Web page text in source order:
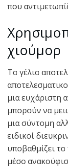
που
χιούμορ
Το γέλιο
μια ευχάριστη
μπορούν να
μια σύντομη
ειδικοί
υποβαθμίζει
μέσο